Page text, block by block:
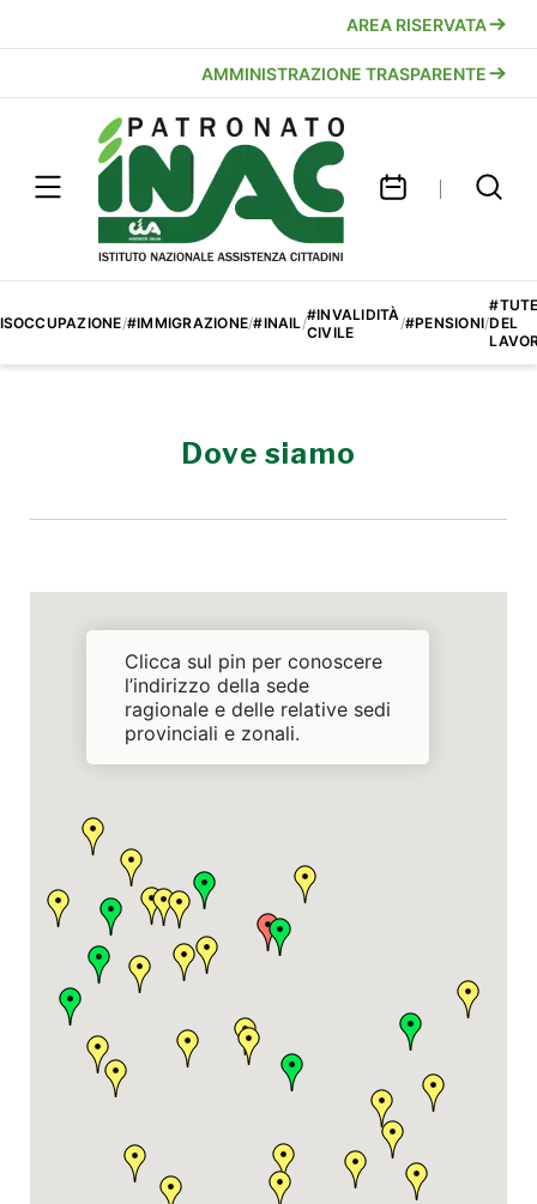
AREA RISERVATA
AMMINISTRAZIONE TRASPARENTE
/#IMMIGRAZIONE/#INAIL/#INVALIDITÀ
CIVILE
/#PENSIONI/DEL
Dove siamo
Clicca sul pin per conoscere
l’indirizzo della sede
ragionale e delle relative sedi
provinciali e zonali.